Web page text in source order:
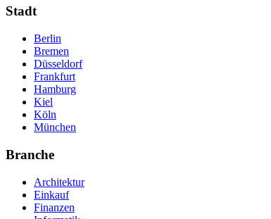
Stadt
Berlin
Bremen
Düsseldorf
Frankfurt
Hamburg
Kiel
Köln
München
Branche
Architektur
Einkauf
Finanzen